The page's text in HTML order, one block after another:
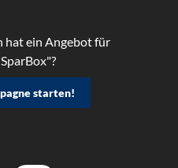
hat ein Angebot für
starten!